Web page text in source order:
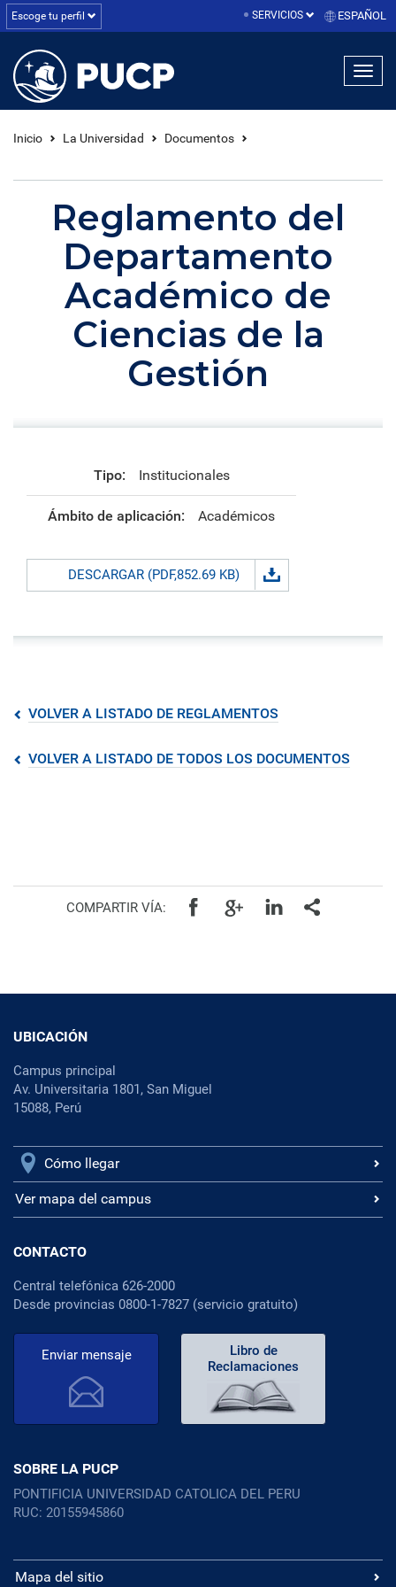
Escoge tu perfil SERVICIOS ESPAÑOL
Inicio La Universidad Documentos
Reglamento del
Departamento
Académico de
Ciencias de la
Gestión
Tipo: Institucionales
Ámbito de aplicación: Académicos
DESCARGAR (PDF,852.69 KB)
VOLVER A LISTADO DE REGLAMENTOS
VOLVER A LISTADO DE TODOS LOS DOCUMENTOS
COMPARTIR VÍA:
UBICACIÓN
Campus principal
Av. Universitaria 1801, San Miguel
15088, Perú
Cómo llegar
Ver mapa del campus
CONTACTO
Central telefónica 626-2000
Desde provincias 0800-1-7827 (servicio gratuito)
Enviar mensaje
Libro de
Reclamaciones
SOBRE LA PUCP
PONTIFICIA UNIVERSIDAD CATOLICA DEL PERU
RUC: 20155945860
Mapa del sitio